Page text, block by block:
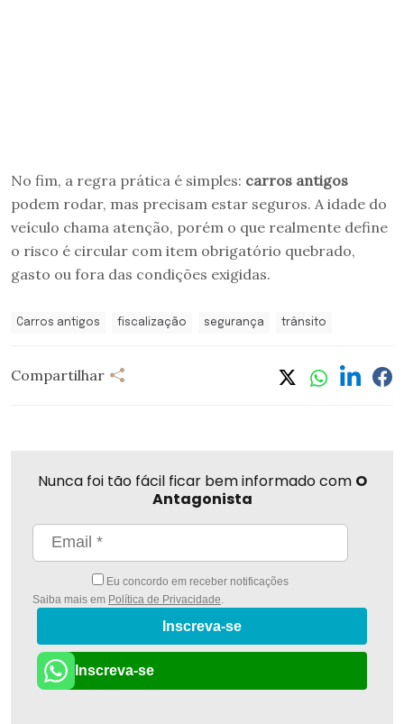
No fim, a regra prática é simples: carros antigos
podem rodar, mas precisam estar seguros. A idade do
veículo chama atenção, porém o que realmente define
o risco é circular com item obrigatório quebrado,
gasto ou fora das condições exigidas.
Carros antigos fiscalização segurança trânsito
Compartilhar
Nunca foi tão fácil ficar bem informado com O
Antagonista
Eu concordo em receber notificações
Saiba mais em Política de Privacidade
Inscreva-se
Inscreva-se